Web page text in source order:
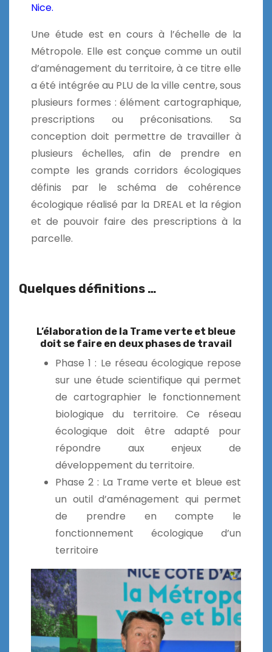
Nice.
Une étude est en cours à l’échelle de la
Métropole. Elle est conçue comme un outil
d’aménagement du territoire, à ce titre elle
a été intégrée au PLU de la ville centre, sous
plusieurs formes : élément cartographique,
prescriptions ou préconisations. Sa
conception doit permettre de travailler à
plusieurs échelles, afin de prendre en
compte les grands corridors écologiques
définis par le schéma de cohérence
écologique réalisé par la DREAL et la région
et de pouvoir faire des prescriptions à la
parcelle.
Quelques définitions …
L’élaboration de la Trame verte et bleue
doit se faire en deux phases de travail
Phase 1 : Le réseau écologique repose
sur une étude scientifique qui permet
de cartographier le fonctionnement
biologique du territoire. Ce réseau
écologique doit être adapté pour
répondre aux enjeux de
développement du territoire.
Phase 2 : La Trame verte et bleue est
un outil d’aménagement qui permet
de prendre en compte le
fonctionnement écologique d’un
territoire